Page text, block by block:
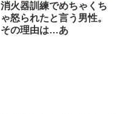
消火器訓練でめちゃくち
ゃ怒られたと言う男性。
その理由は…あ